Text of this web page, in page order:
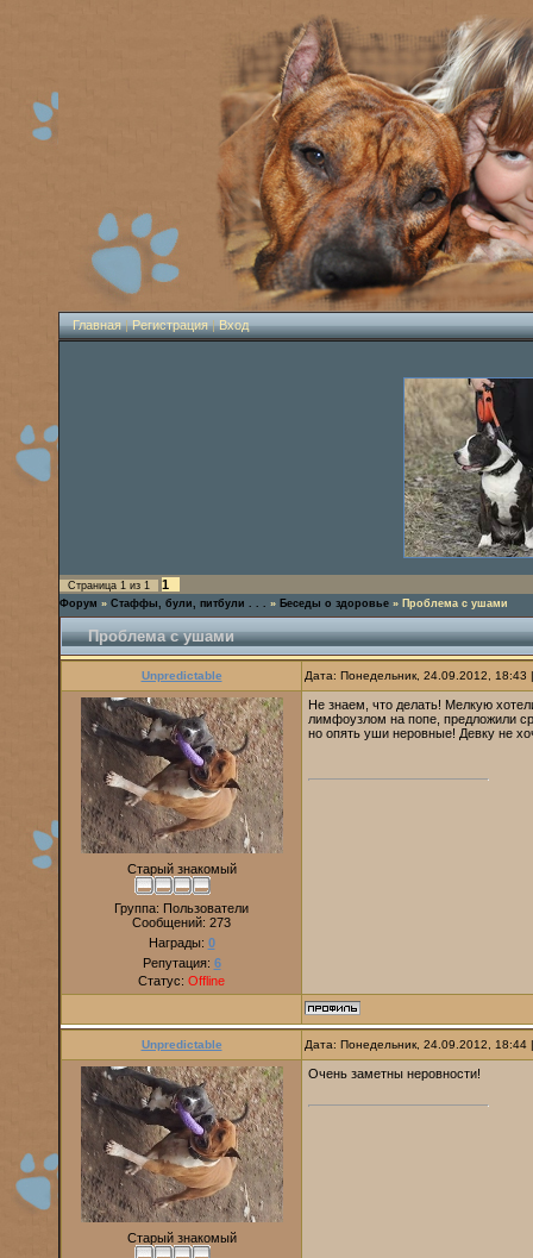
Главная|Регистрация|Вход
Страница 1 из 1 1
Форум » Стаффы, були, питбули . . . » Беседы о здоровье » Проблема с ушами
Проблема с ушами
Unpredictable Дата: Понедельник, 24.09.2012,
Старый знакомый
Группа: Пользователи
Сообщений: 273
Награды: 0
Репутация: 6
Статус: Offline
Не знаем, что делать! Мелкую
лимфоузлом на попе, предложили
но опять уши неровные! Девку не
Unpredictable Дата: Понедельник, 24.09.2012,
Старый знакомый
Очень заметны неровности!